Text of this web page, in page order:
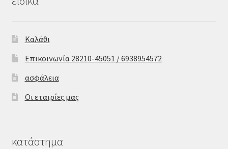
Καλάθι
Επικοινωνία 28210-45051 / 6938954572
ασφάλεια
Οι εταιρίες μας
κατάστημα